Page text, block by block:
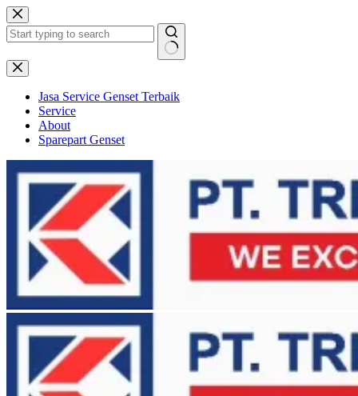
Skip
to
content
No
results
Jasa Service Genset Terbaik
Service
About
Sparepart Genset